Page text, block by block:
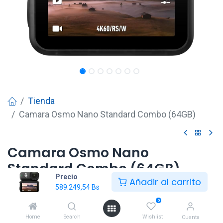
Precio
589.249,54Bs Añadir al carrito
Home Search
0
Wishlist Cuenta
Tienda
Camara Osmo Nano Standard Combo (64GB)
Camara Osmo Nano
Standard Combo (64GB)
589.249,54Bs